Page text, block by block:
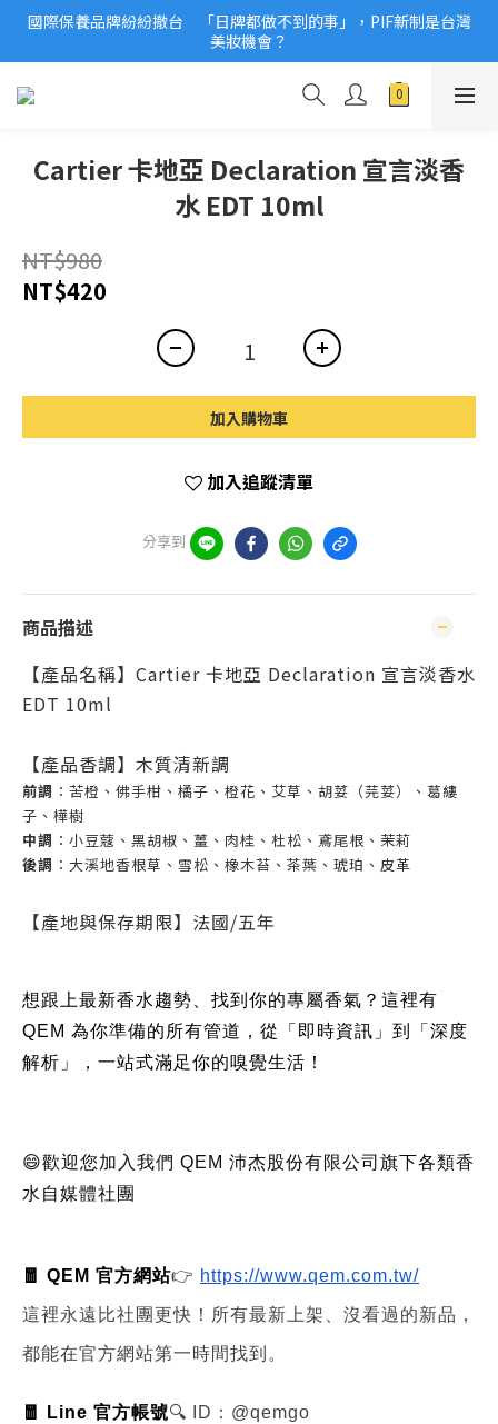
2026美妝小樣、試用品變少？PIF化妝品身分證7月上路！消費者
必懂5觀念
國際保養品牌紛紛撤台　「日牌都做不到的事」，PIF新制是台灣
美妝機會？
2026美妝小樣、試用品變少？PIF化妝品身分證7月上路！消費者
Cartier 卡地亞 Declaration 宣言淡香
水 EDT 10ml
NT$980
NT$420
加入購物車
加入追蹤清單
分享到
商品描述
【產品名稱】Cartier 卡地亞 Declaration 宣言淡香水
EDT 10ml
【產品香調】木質清新調
前調 ：苦橙、佛手柑、橘子、橙花、艾草、胡荽（芫荽）、葛縷
子、樺樹
中調 ：小豆蔻、黑胡椒、薑、肉桂、杜松、鳶尾根、茉莉
後調 ：大溪地香根草、雪松、橡木苔、茶葉、琥珀、皮革
【產地與保存期限】法國/五年
想跟上最新香水趨勢、找到你的專屬香氣？這裡有
QEM 為你準備的所有管道，從「即時資訊」到「深度
解析」，一站式滿足你的嗅覺生活！
😄歡迎您加入我們 QEM 沛杰股份有限公司旗下各類香
水自媒體社團
🧧 QEM 官方網站👉 https://www.qem.com.tw/
這裡永遠比社團更快！所有最新上架、沒看過的新品，
都能在官方網站第一時間找到。
🧧 Line 官方帳號🔍 ID：@qemgo